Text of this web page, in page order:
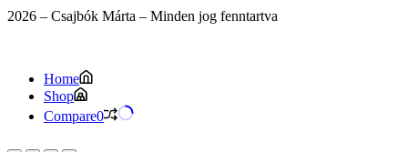
2026 – Csajbók Márta – Minden jog fenntartva
Home
Shop
Compare0